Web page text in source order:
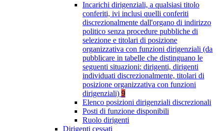
Incarichi dirigenziali, a qualsiasi titolo
conferiti, ivi inclusi quelli conferiti
discrezionalmente dall'organo di indirizzo
politico senza procedure pubbliche di
selezione e titolari di posizione
organizzativa con funzioni dirigenziali (da
pubblicare in tabelle che distinguano le
seguenti situazioni: dirigenti, dirigenti
individuati discrezionalmente, titolari di
posizione organizzativa con funzioni
dirigenziali) 9
Elenco posizioni dirigenziali discrezionali
Posti di funzione disponibili
Ruolo dirigenti
Dirigenti cessati